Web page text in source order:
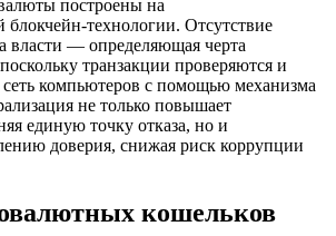
построены на
блокчейн-технологии. Отсутствие
власти — определяющая черта
транзакции проверяются и
сеть компьютеров с помощью механизма
не только повышает
единую точку отказа, но и
доверия, снижая риск коррупции
кошельков